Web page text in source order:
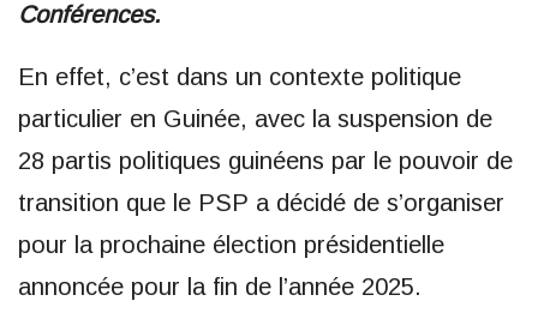
Conférences.
En effet, c’est dans un contexte politique
particulier en Guinée, avec la suspension de
28 partis politiques guinéens par le pouvoir de
transition que le PSP a décidé de s’organiser
pour la prochaine élection présidentielle
annoncée pour la fin de l’année 2025.